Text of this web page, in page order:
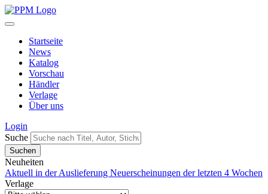
Startseite
News
Katalog
Vorschau
Händler
Verlage
Über uns
Login
Suche
Neuheiten
Aktuell in der Auslieferung Neuerscheinungen der letzten 4 Wochen
Verlage